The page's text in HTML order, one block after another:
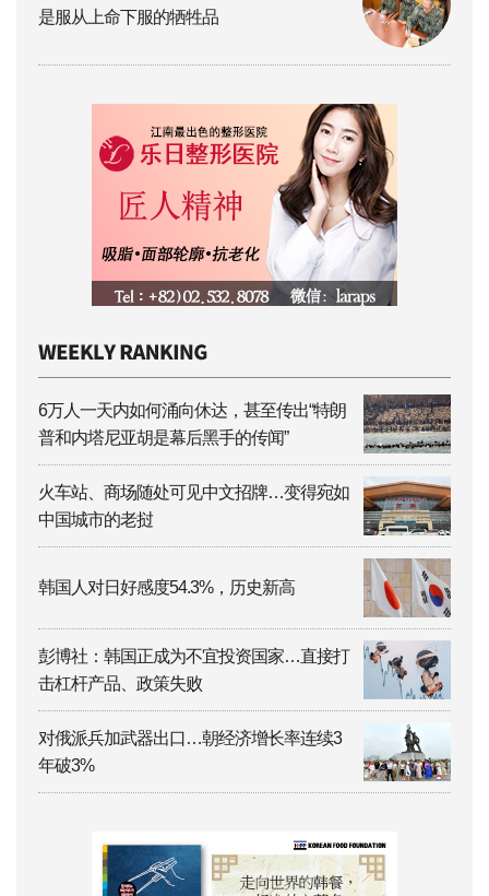
是服从上命下服的牺牲品
6万人一天内如何涌向休达，甚至传出“特朗
普和内塔尼亚胡是幕后黑手的传闻”
火车站、商场随处可见中文招牌…变得宛如
中国城市的老挝
韩国人对日好感度54.3%，历史新高
彭博社：韩国正成为不宜投资国家…直接打
击杠杆产品、政策失败
对俄派兵加武器出口…朝经济增长率连续3
年破3%